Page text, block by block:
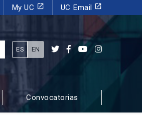
My UC launch UC Email launch
ES EN
Convocatorias